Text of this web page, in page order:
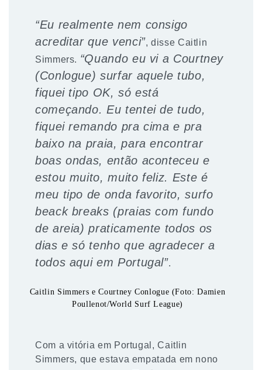
“Eu realmente nem consigo
acreditar que venci”, disse Caitlin
Simmers. “Quando eu vi a Courtney
(Conlogue) surfar aquele tubo,
fiquei tipo OK, só está
começando. Eu tentei de tudo,
fiquei remando pra cima e pra
baixo na praia, para encontrar
boas ondas, então aconteceu e
estou muito, muito feliz. Este é
meu tipo de onda favorito, surfo
beack breaks (praias com fundo
de areia) praticamente todos os
dias e só tenho que agradecer a
todos aqui em Portugal”.
Caitlin Simmers e Courtney Conlogue (Foto: Damien
Poullenot/World Surf League)
Com a vitória em Portugal, Caitlin
Simmers, que estava empatada em nono